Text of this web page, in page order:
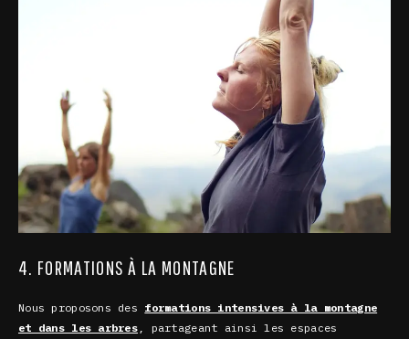
4. FORMATIONS À LA MONTAGNE
Nous proposons des formations intensives à la montagne
et dans les arbres , partageant ainsi les espaces